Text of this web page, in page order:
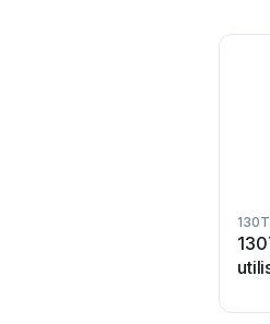
130T